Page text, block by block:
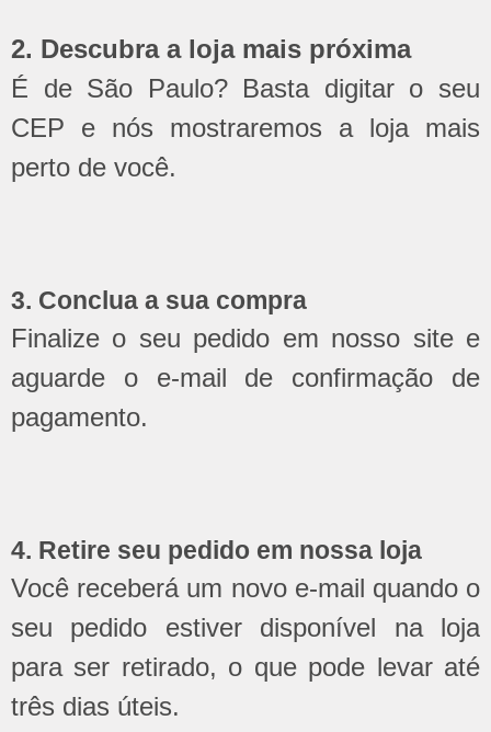
2. Descubra a loja mais próxima
É de São Paulo? Basta digitar o seu
CEP e nós mostraremos a loja mais
perto de você.
3. Conclua a sua compra
Finalize o seu pedido em nosso site e
aguarde o e-mail de confirmação de
pagamento.
4. Retire seu pedido em nossa loja
Você receberá um novo e-mail quando o
seu pedido estiver disponível na loja
para ser retirado, o que pode levar até
três dias úteis.